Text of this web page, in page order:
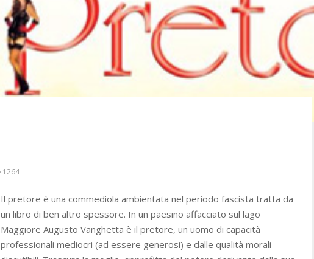
1264
Il pretore è una commediola ambientata nel periodo fascista tratta da
un libro di ben altro spessore. In un paesino affacciato sul lago
Maggiore Augusto Vanghetta è il pretore, un uomo di capacità
professionali mediocri (ad essere generosi) e dalle qualità morali